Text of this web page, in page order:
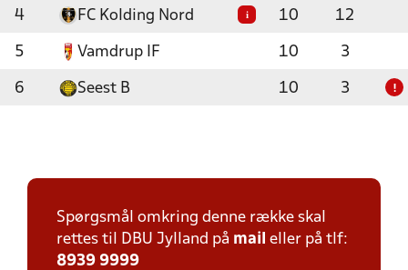
4 FC Kolding Nord i 10 12
5 Vamdrup IF 10 3
6 Seest B 10 3 !
Spørgsmål omkring denne række skal
rettes til DBU Jylland på mail eller på tlf:
8939 9999